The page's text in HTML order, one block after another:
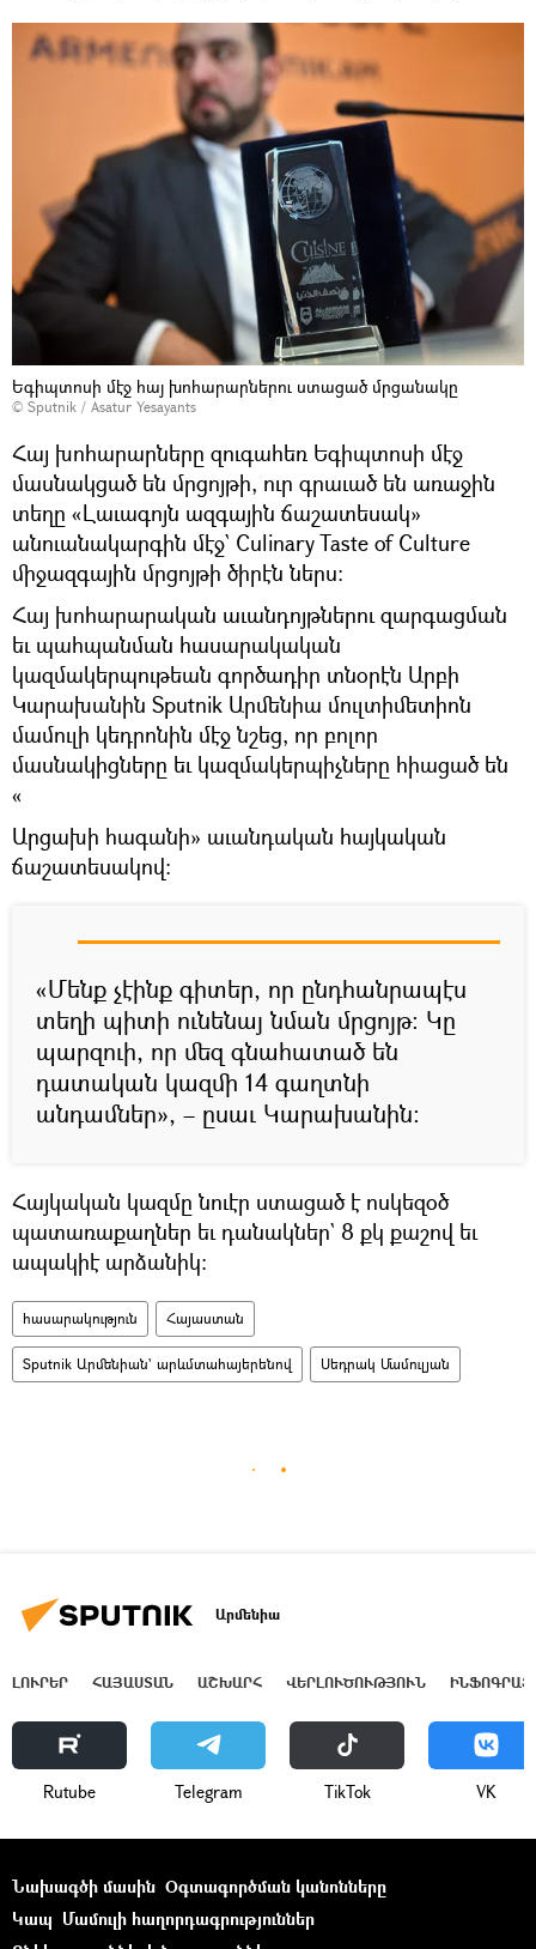
Եգիպտոսի մէջ հայ խոհարարներու ստացած մրցանակը
© Sputnik / Asatur Yesayants
Հայ խոհարարները զուգահեռ Եգիպտոսի մէջ
մասնակցած են մրցոյթի, ուր գրաւած են առաջին
տեղը «Լաւագոյն ազգային ճաշատեսակ»
անուանակարգին մէջ` Culinary Taste of Culture
միջազգային մրցոյթի ծիրէն ներս:
Հայ խոհարարական աւանդոյթներու զարգացման
եւ պահպանման հասարակական
կազմակերպութեան գործադիր տնօրէն Արբի
Կարախանին Sputnik Արմենիա մուլտիմետիոն
մամուլի կեդրոնին մէջ նշեց, որ բոլոր
մասնակիցները եւ կազմակերպիչները հիացած են
«
Արցախի հագանի» աւանդական հայկական
ճաշատեսակով:
«Մենք չէինք գիտեր, որ ընդհանրապէս
տեղի պիտի ունենայ նման մրցոյթ: Կը
պարզուի, որ մեզ գնահատած են
դատական կազմի 14 գաղտնի
անդամներ», – ըսաւ Կարախանին:
Հայկական կազմը նուէր ստացած է ոսկեզօծ
պատառաքաղներ եւ դանակներ` 8 քկ քաշով եւ
ապակիէ արձանիկ:
հասարակություն Հայաստան
Sputnik Արմենիան` արևմտահայերենով Սեդրակ Մամուլյան
Արմենիա
ԼՈՒՐԵՐ ՀԱՅԱՍՏԱՆ ԱՇԽԱՐՀ ՎԵՐԼՈՒԾՈՒԹՅՈՒՆ
Rutube Telegram ТikТоk VK
Նախագծի մասին Օգտագործման կանոնները
Կապ Մամուլի հաղորդագրություններ